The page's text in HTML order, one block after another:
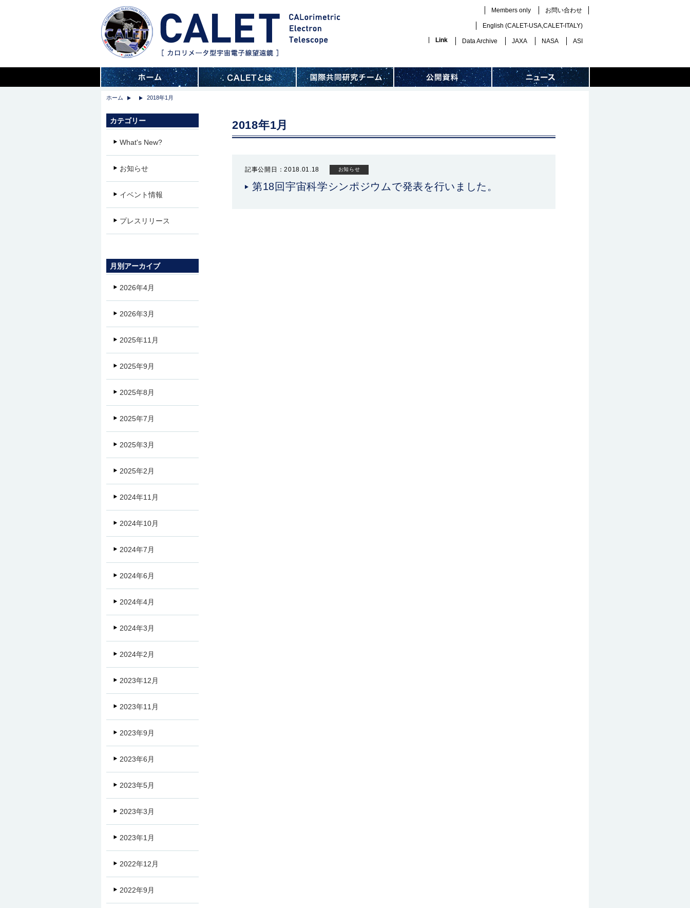
Members only お問い合わせ
English (CALET-USA,CALET-ITALY)
Link
Data Archive JAXA NASA ASI
ホーム 2018年1月
2018年1月
記事公開日：2018.01.18 お知らせ
第18回宇宙科学シンポジウムで発表を行いました。
カテゴリー
What's New?
お知らせ
イベント情報
プレスリリース
月別アーカイブ
2026年4月
2026年3月
2025年11月
2025年9月
2025年8月
2025年7月
2025年3月
2025年2月
2024年11月
2024年10月
2024年7月
2024年6月
2024年4月
2024年3月
2024年2月
2023年12月
2023年11月
2023年9月
2023年6月
2023年5月
2023年3月
2023年1月
2022年12月
2022年9月